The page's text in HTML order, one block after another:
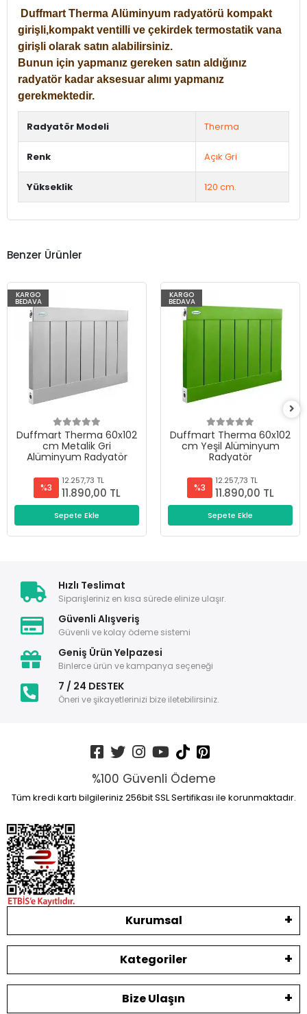
Duffmart Therma Alüminyum radyatörü kompakt
girişli,kompakt ventilli ve çekirdek termostatik vana
girişli olarak satın alabilirsiniz.
Bunun için yapmanız gereken satın aldığınız
radyatör kadar aksesuar alımı yapmanız
gerekmektedir.
Radyatör Modeli Therma
Renk Açık Gri
Yükseklik 120 cm.
Benzer Ürünler
KARGO
BEDAVA
Duffmart Therma 60x102
cm Metalik Gri
Alüminyum Radyatör
%3
12.257,73 TL
11.890,00 TL
Sepete Ekle
KARGO
BEDAVA
Duffmart Therma 60x102
cm Yeşil Alüminyum
Radyatör
%3
12.257,73 TL
11.890,00 TL
Sepete Ekle
Hızlı Teslimat
Siparişleriniz en kısa sürede elinize ulaşır.
Güvenli Alışveriş
Güvenli ve kolay ödeme sistemi
Geniş Ürün Yelpazesi
Binlerce ürün ve kampanya seçeneği
7 / 24 DESTEK
Öneri ve şikayetlerinizi bize iletebilirsiniz.
%100 Güvenli Ödeme
Tüm kredi kartı bilgileriniz 256bit SSL Sertifikası ile korunmaktadır.
Kurumsal
Kategoriler
Bize Ulaşın